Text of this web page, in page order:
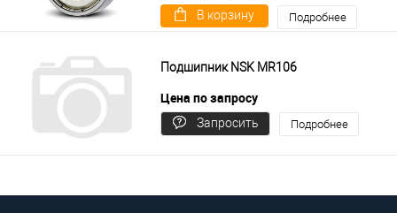
В корзину Подробнее
Подшипник NSK MR106
Цена по запросу
Запросить
Подробнее